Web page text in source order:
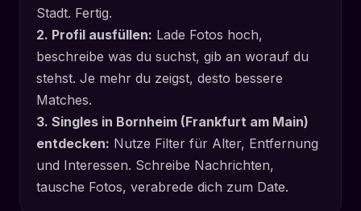
Stadt. Fertig.
2. Profil ausfüllen: Lade Fotos hoch,
beschreibe was du suchst, gib an worauf du
stehst. Je mehr du zeigst, desto bessere
Matches.
3. Singles in Bornheim (Frankfurt am Main)
entdecken: Nutze Filter für Alter, Entfernung
und Interessen. Schreibe Nachrichten,
tausche Fotos, verabrede dich zum Date.